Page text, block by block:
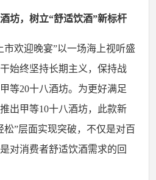
坊，树立“舒适饮酒”新标杆
市欢迎晚宴”以一场海上视听盛
始终坚持长期主义，保持战
等20十八酒坊。为更好满足
出甲等10十八酒坊，此款新
松”层面实现突破，不仅是对百
对消费者舒适饮酒需求的回